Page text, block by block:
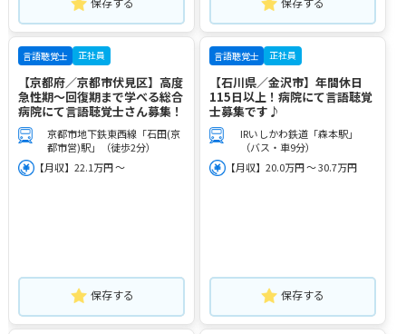
言語聴覚士 正社員
【京都府／京都市伏見区】高度
急性期～回復期まで学べる総合
病院にて言語聴覚士さん募集！
京都市地下鉄東西線「石田(京
都市営)駅」（徒歩2分）
【月収】22.1万円 ～
保存する
言語聴覚士 正社員
【石川県／金沢市】年間休日
115日以上！病院にて言語聴覚
士募集です♪
IRいしかわ鉄道「森本駅」
（バス・車9分）
【月収】20.0万円 ～ 30.7万円
保存する